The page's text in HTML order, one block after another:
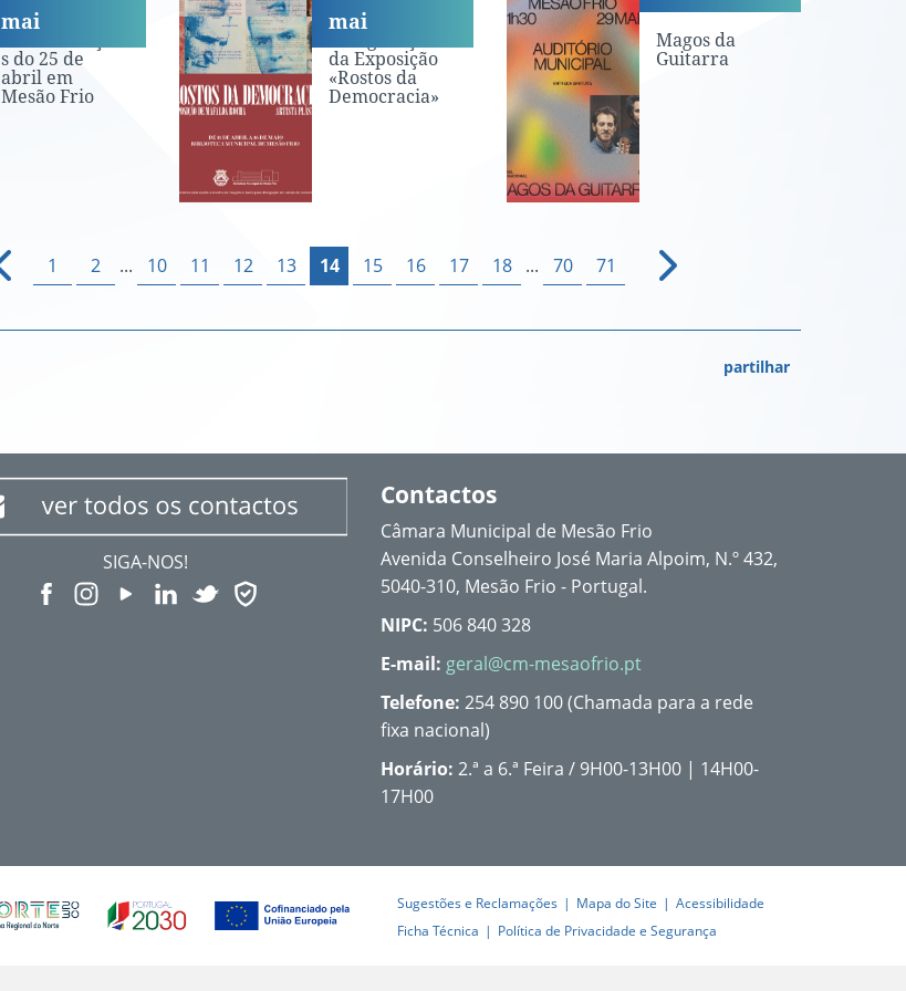
s do 25 de
abril em
Mesão Frio
mai
da Exposição
«Rostos da
Democracia»
mai
Magos da
Guitarra
1 2 ... 10 11 12 13 14 15 16 17 18 ... 70 71
partilhar
SIGA-NOS!
Contactos
Câmara Municipal de Mesão Frio
Avenida Conselheiro José Maria Alpoim, N.º 432,
5040-310, Mesão Frio - Portugal.
NIPC: 506 840 328
E-mail: geral@cm-mesaofrio.pt
Telefone: 254 890 100 (Chamada para a rede
fixa nacional)
Horário:2.ª a 6.ª Feira / 9H00-13H00 | 14H00-
17H00
Sugestões e Reclamações Mapa do Site
Acessibilidade
Ficha Técnica
Política de Privacidade e Segurança